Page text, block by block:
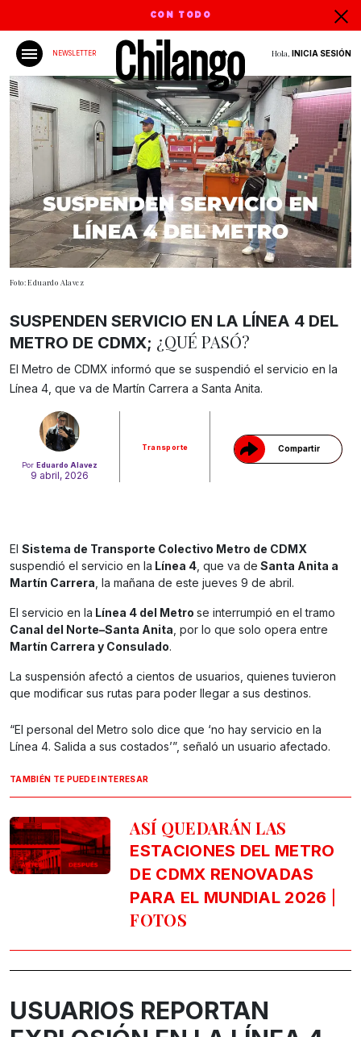
CON TODO
NEWSLETTER Hola, INICIA SESIÓN
Foto: Eduardo Alavez
Por Eduardo Alavez
9 abril, 2026
Transporte Compartir
Gracias!
SUSPENDEN SERVICIO EN LA LÍNEA 4 DEL
METRO DE CDMX; ¿QUÉ PASÓ?
El Metro de CDMX informó que se suspendió el servicio en la
Línea 4, que va de Martín Carrera a Santa Anita.
El Sistema de Transporte Colectivo Metro de CDMX
suspendió el servicio en la Línea 4, que va de Santa Anita a
Martín Carrera, la mañana de este jueves 9 de abril.
El servicio en la Línea 4 del Metro se interrumpió en el tramo
Canal del Norte–Santa Anita, por lo que solo opera entre
Martín Carrera y Consulado.
La suspensión afectó a cientos de usuarios, quienes tuvieron
que modificar sus rutas para poder llegar a sus destinos.
“El personal del Metro solo dice que ‘no hay servicio en la
Línea 4. Salida a sus costados’”, señaló un usuario afectado.
TAMBIÉN TE PUEDE INTERESAR
ASÍ QUEDARÁN LAS
ESTACIONES DEL METRO
DE CDMX RENOVADAS
PARA EL MUNDIAL 2026
FOTOS
USUARIOS REPORTAN